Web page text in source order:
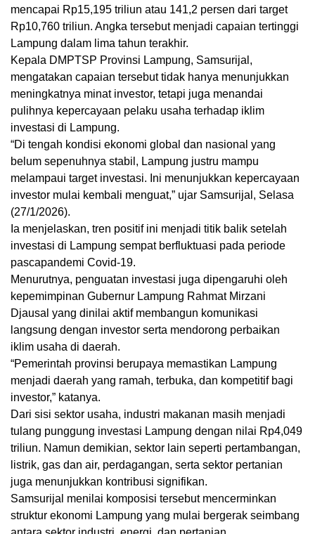
mencapai Rp15,195 triliun atau 141,2 persen dari target
Rp10,760 triliun. Angka tersebut menjadi capaian tertinggi
Lampung dalam lima tahun terakhir.
Kepala DMPTSP Provinsi Lampung, Samsurijal,
mengatakan capaian tersebut tidak hanya menunjukkan
meningkatnya minat investor, tetapi juga menandai
pulihnya kepercayaan pelaku usaha terhadap iklim
investasi di Lampung.
“Di tengah kondisi ekonomi global dan nasional yang
belum sepenuhnya stabil, Lampung justru mampu
melampaui target investasi. Ini menunjukkan kepercayaan
investor mulai kembali menguat,” ujar Samsurijal, Selasa
(27/1/2026).
Ia menjelaskan, tren positif ini menjadi titik balik setelah
investasi di Lampung sempat berfluktuasi pada periode
pascapandemi Covid-19.
Menurutnya, penguatan investasi juga dipengaruhi oleh
kepemimpinan Gubernur Lampung Rahmat Mirzani
Djausal yang dinilai aktif membangun komunikasi
langsung dengan investor serta mendorong perbaikan
iklim usaha di daerah.
“Pemerintah provinsi berupaya memastikan Lampung
menjadi daerah yang ramah, terbuka, dan kompetitif bagi
investor,” katanya.
Dari sisi sektor usaha, industri makanan masih menjadi
tulang punggung investasi Lampung dengan nilai Rp4,049
triliun. Namun demikian, sektor lain seperti pertambangan,
listrik, gas dan air, perdagangan, serta sektor pertanian
juga menunjukkan kontribusi signifikan.
Samsurijal menilai komposisi tersebut mencerminkan
struktur ekonomi Lampung yang mulai bergerak seimbang